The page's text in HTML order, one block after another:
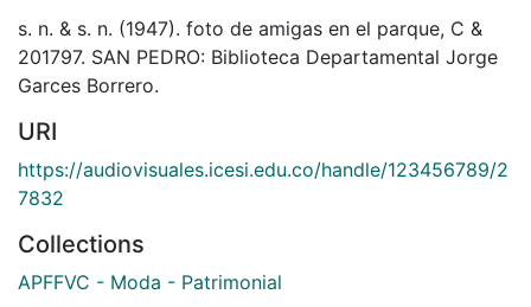
s. n. & s. n. (1947). foto de amigas en el parque, C &
201797. SAN PEDRO: Biblioteca Departamental Jorge
Garces Borrero.
URI
https://audiovisuales.icesi.edu.co/handle/123456789/2
7832
Collections
APFFVC - Moda - Patrimonial